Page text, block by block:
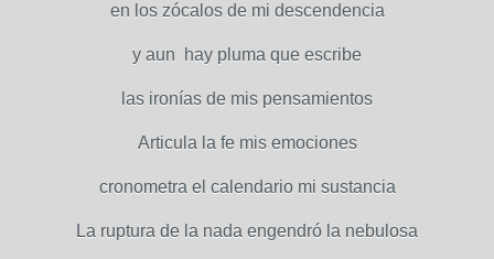
en los zócalos de mi descendencia
y aun hay pluma que escribe
las ironías de mis pensamientos
Articula la fe mis emociones
cronometra el calendario mi sustancia
La ruptura de la nada engendró la nebulosa